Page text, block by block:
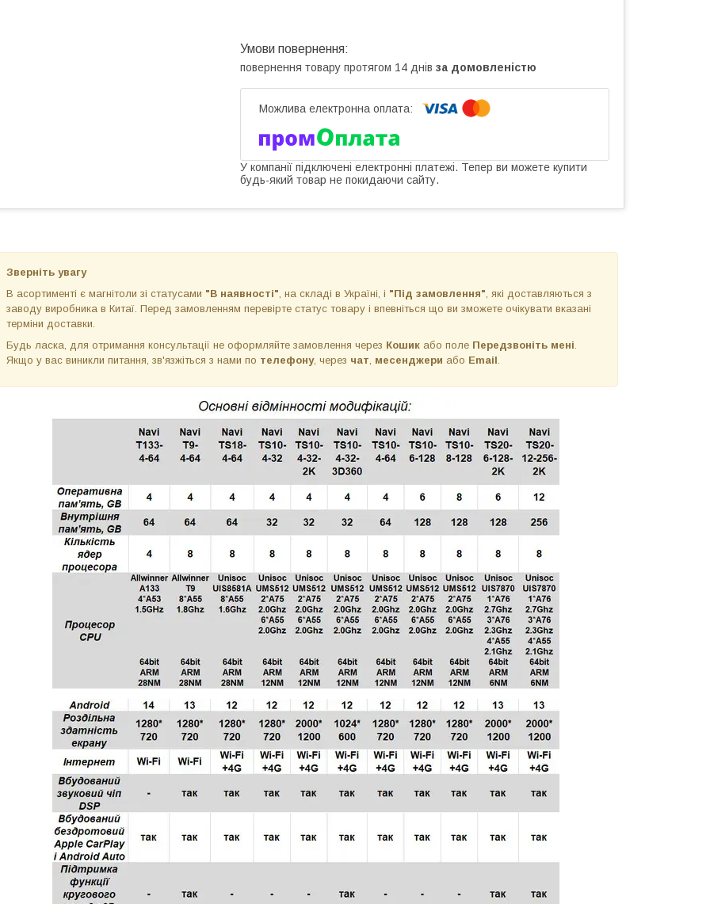
повернення товару протягом 14 днів за домовленістю
У компанії підключені електронні платежі. Тепер ви можете купити
будь-який товар не покидаючи сайту.
Зверніть увагу
В асортименті є магнітоли зі статусами "В наявності" , на складі в Україні, і "Під замовлення" , які доставляються з
заводу виробника в Китаї. Перед замовленням перевірте статус товару і впевніться що ви зможете очікувати вказані
терміни доставки.
Будь ласка, для отримання консультації не оформляйте замовлення через Кошик або поле Передзвоніть мені
Якщо у вас виникли питання, зв'язжіться з нами по телефону, через чат месенджери або Email